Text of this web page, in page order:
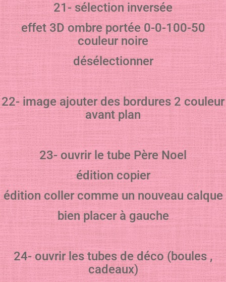
21- sélection inversée
effet 3D ombre portée 0-0-100-50
couleur noire
désélectionner
22- image ajouter des bordures 2 couleur
avant plan
23- ouvrir le tube Père Noel
édition copier
édition coller comme un nouveau calque
bien placer à gauche
24- ouvrir les tubes de déco (boules ,
cadeaux)